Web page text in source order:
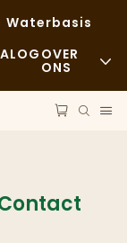
Waterbasis
OVER
ONS
Nieuws